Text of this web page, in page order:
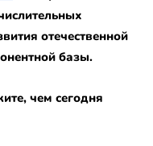
отечественной
базы.
чем сегодня